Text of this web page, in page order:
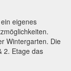
eigenes
Wintergarten. Die
2. Etage das